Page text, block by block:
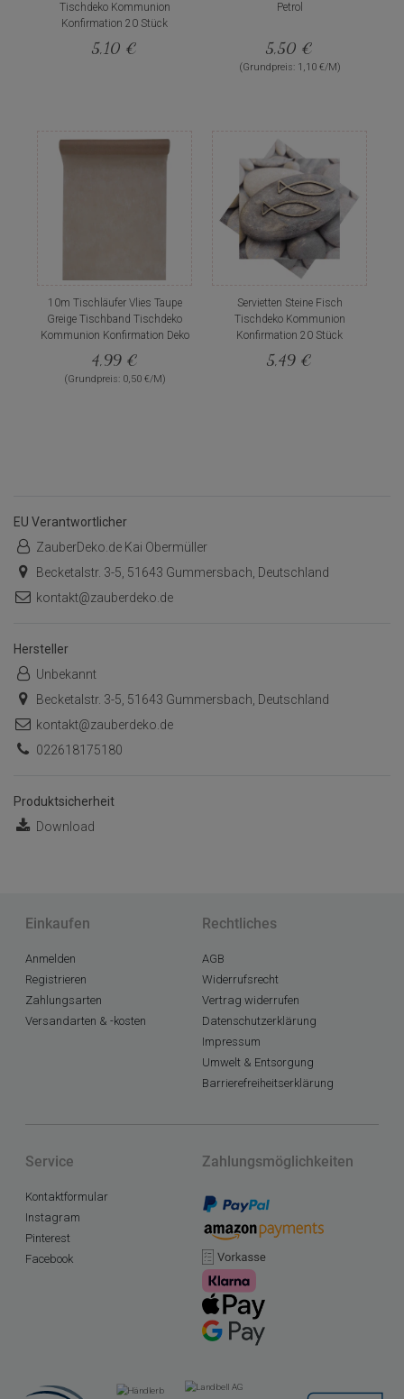
Tischdeko Kommunion
Konfirmation 20 Stück
5,10 €
Petrol
5,50 €
(Grundpreis: 1,10 €/M)
10m Tischläufer Vlies Taupe
Greige Tischband Tischdeko
Kommunion Konfirmation Deko
4,99 €
(Grundpreis: 0,50 €/M)
Servietten Steine Fisch
Tischdeko Kommunion
Konfirmation 20 Stück
5,49 €
EU Verantwortlicher
ZauberDeko.de Kai Obermüller
Becketalstr. 3-5, 51643 Gummersbach, Deutschland
kontakt@zauberdeko.de
Hersteller
Unbekannt
Becketalstr. 3-5, 51643 Gummersbach, Deutschland
kontakt@zauberdeko.de
022618175180
Produktsicherheit
Download
Einkaufen
Anmelden
Registrieren
Zahlungsarten
Versandarten & -kosten
Rechtliches
AGB
Widerrufsrecht
Vertrag widerrufen
Datenschutzerklärung
Impressum
Umwelt & Entsorgung
Barrierefreiheitserklärung
Service
Kontaktformular
Instagram
Pinterest
Facebook
Zahlungsmöglichkeiten